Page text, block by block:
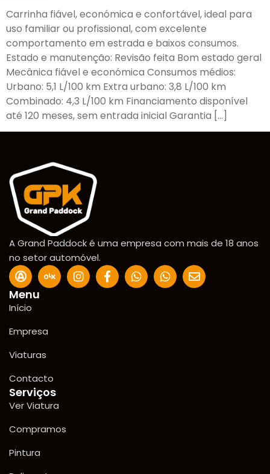
Carrinha fiável, económica e confortável, ideal para
uso familiar ou profissional, com excelente
comportamento em estrada e baixos consumos.
Estado e manutenção: Revisão feita Bom estado geral
Mecânica fiável e económica Consumos médios:
Urbano: 5,1 L/100 km Extra urbano: 3,8 L/100 km
Combinado: 4,3 L/100 km Financiamento disponível
até 120 meses, sem entrada inicial Garantia […]
A Grand Paddock é uma empresa com mais de 18 anos
no setor automóvel.
Menu
Início
Empresa
Viaturas
Contacto
Serviços
Ver Viatura
Compramos
Pintura